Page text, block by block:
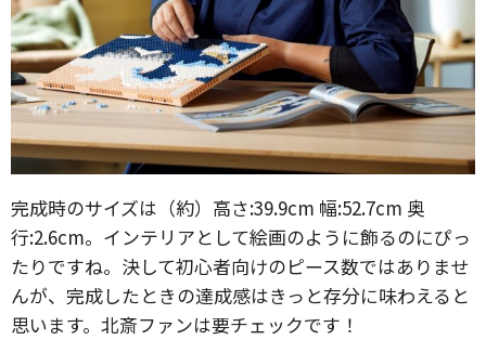
完成時のサイズは（約）高さ:39.9cm 幅:52.7cm 奥
行:2.6cm。インテリアとして絵画のように飾るのにぴっ
たりですね。決して初心者向けのピース数ではありませ
んが、完成したときの達成感はきっと存分に味わえると
思います。北斎ファンは要チェックです！